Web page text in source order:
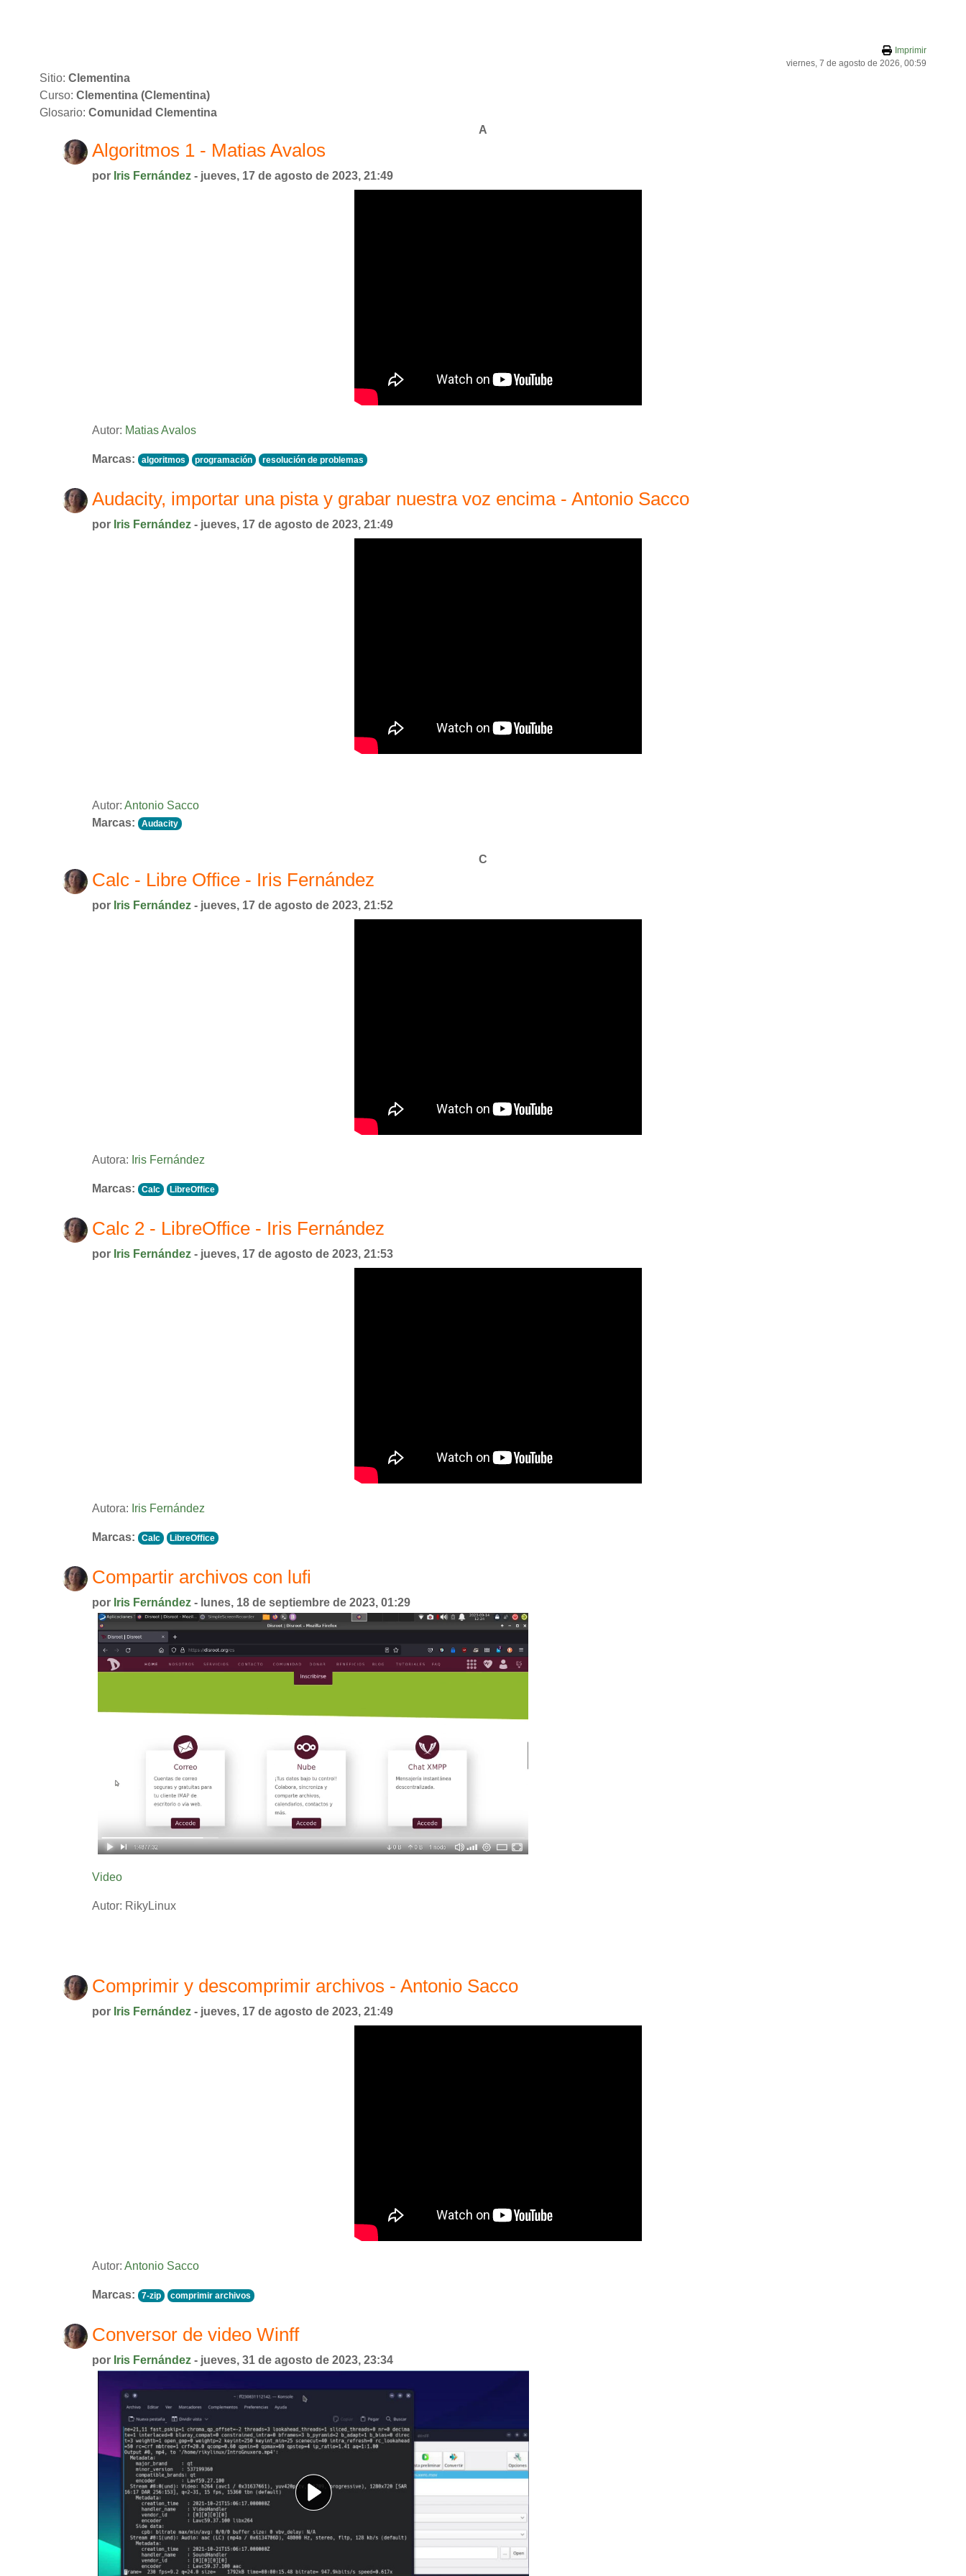
Imprimir
viernes, 7 de agosto de 2026, 00:59
Sitio: Clementina
Curso: Clementina (Clementina)
Glosario: Comunidad Clementina
A
Algoritmos 1 - Matias Avalos
por Iris Fernández - jueves, 17 de agosto de 2023, 21:49
Autor: Matias Avalos
Marcas: algoritmos programación resolución de problemas
Audacity, importar una pista y grabar nuestra voz encima - Antonio Sacco
por Iris Fernández - jueves, 17 de agosto de 2023, 21:49
Autor: Antonio Sacco
Marcas:
Audacity
C
Calc - Libre Office - Iris Fernández
por Iris Fernández - jueves, 17 de agosto de 2023, 21:52
Autora: Iris Fernández
Marcas: Calc LibreOffice
Calc 2 - LibreOffice - Iris Fernández
por Iris Fernández - jueves, 17 de agosto de 2023, 21:53
Autora: Iris Fernández
Marcas: Calc LibreOffice
Compartir archivos con lufi
por Iris Fernández - lunes, 18 de septiembre de 2023, 01:29
Video
Autor: RikyLinux
Comprimir y descomprimir archivos - Antonio Sacco
por Iris Fernández - jueves, 17 de agosto de 2023, 21:49
Autor: Antonio Sacco
Marcas: 7-zip comprimir archivos
Conversor de video Winff
por Iris Fernández - jueves, 31 de agosto de 2023, 23:34